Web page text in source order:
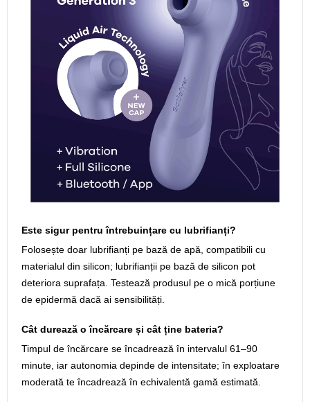
Este sigur pentru întrebuințare cu lubrifianți?
Folosește doar lubrifianți pe bază de apă, compatibili cu
materialul din silicon; lubrifianții pe bază de silicon pot
deteriora suprafața. Testează produsul pe o mică porțiune
de epidermă dacă ai sensibilități.
Cât durează o încărcare și cât ține bateria?
Timpul de încărcare se încadrează în intervalul 61–90
minute, iar autonomia depinde de intensitate; în exploatare
moderată te încadrează în echivalentă gamă estimată.